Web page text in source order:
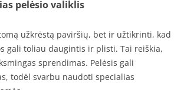
pelėsio valiklis
užkrėstą paviršių, bet ir užtikrinti, kad
gali toliau daugintis ir plisti. Tai reiškia,
sprendimas. Pelėsis gali
todėl svarbu naudoti specialias